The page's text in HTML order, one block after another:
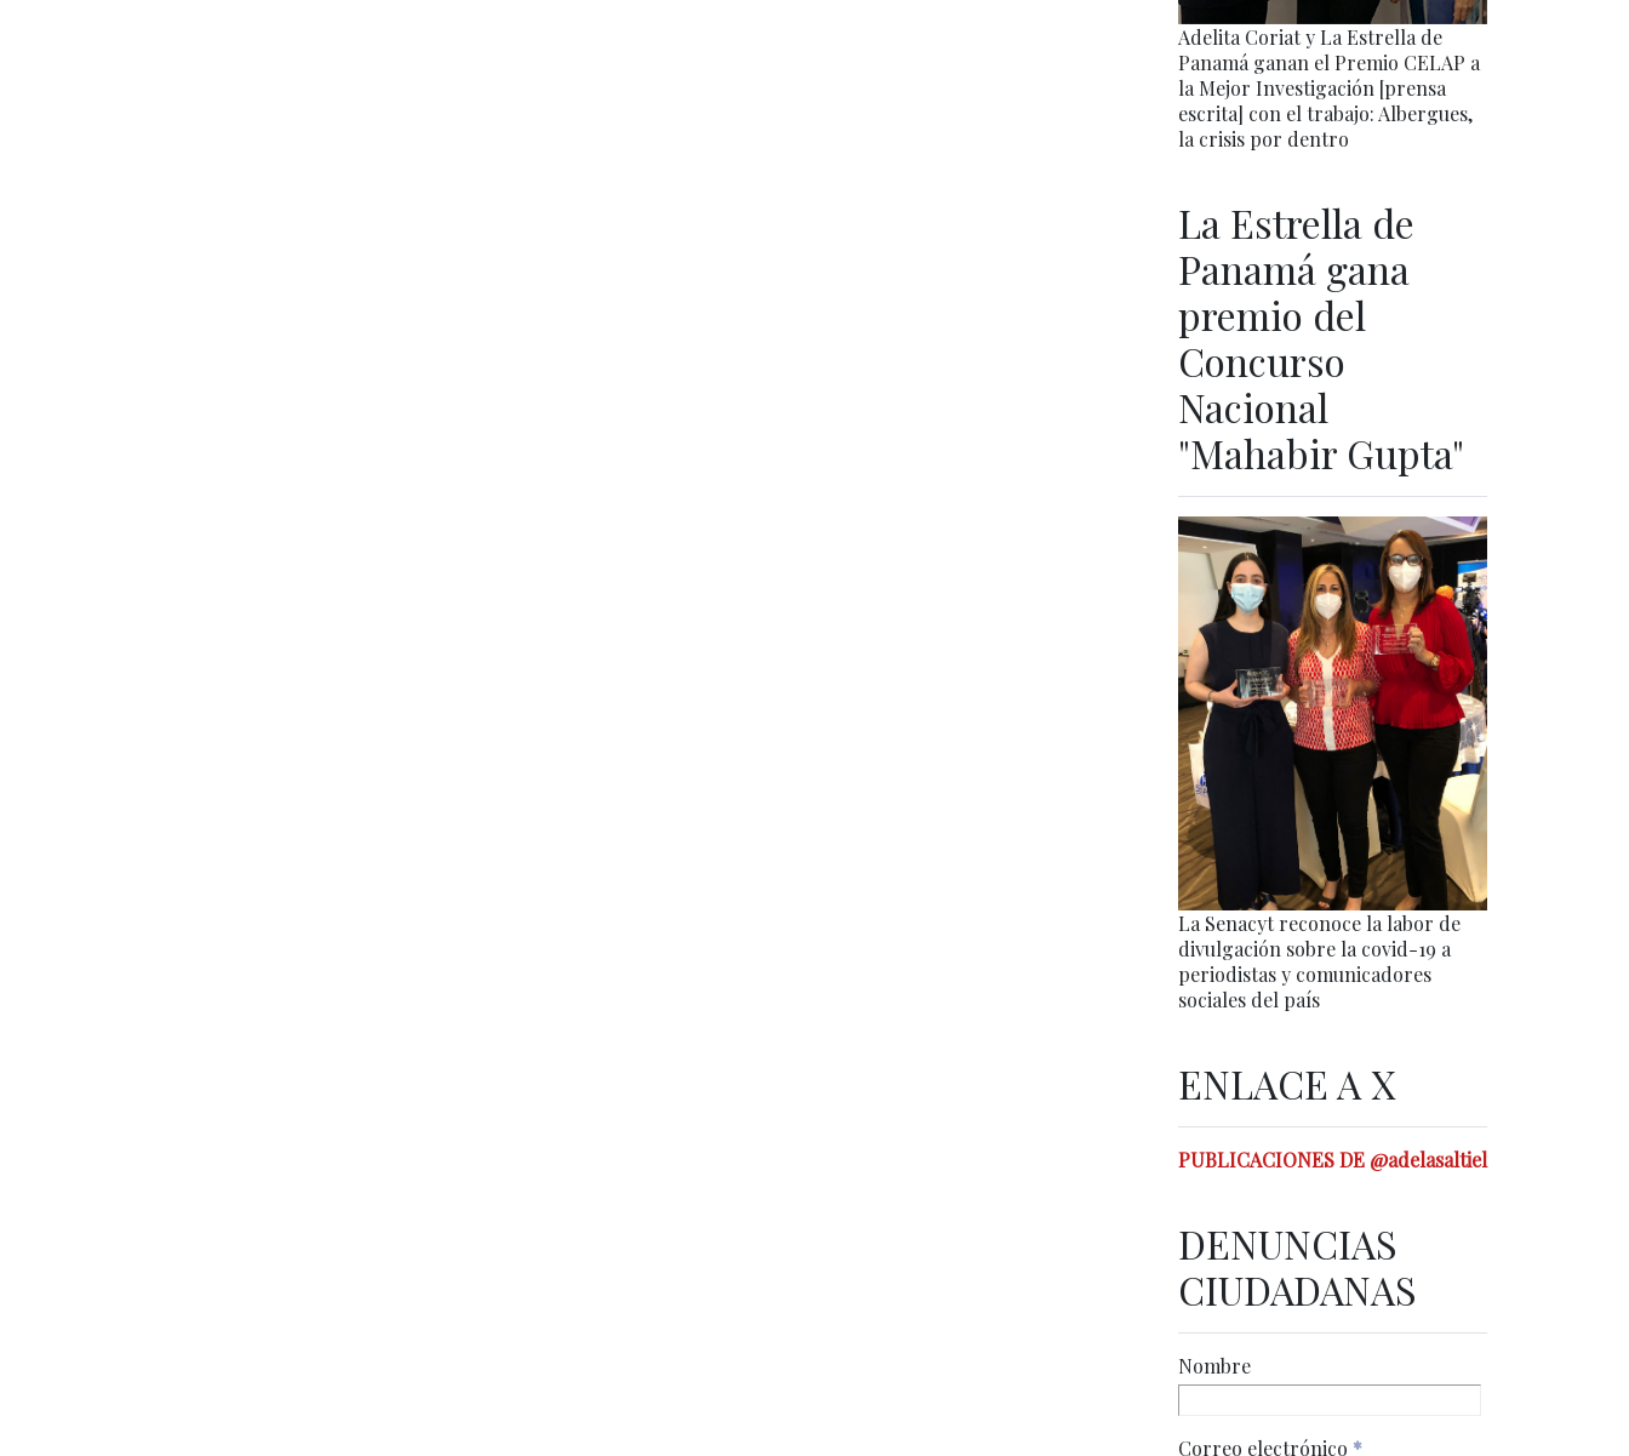
Adelita Coriat y La Estrella de
Panamá ganan el Premio CELAP a
la Mejor Investigación [prensa
escrita] con el trabajo: Albergues,
la crisis por dentro
La Estrella de
Panamá gana
premio del
Concurso
Nacional
"Mahabir Gupta"
La Senacyt reconoce la labor de
divulgación sobre la covid-19 a
periodistas y comunicadores
sociales del país
ENLACE A X
PUBLICACIONES DE @adelasaltiel
DENUNCIAS
CIUDADANAS
Nombre
Correo electrónico *